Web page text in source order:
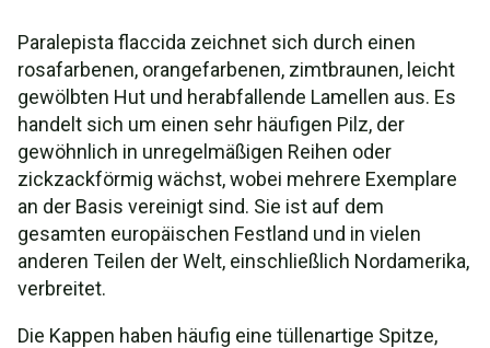
Paralepista flaccida zeichnet sich durch einen
rosafarbenen, orangefarbenen, zimtbraunen, leicht
gewölbten Hut und herabfallende Lamellen aus. Es
handelt sich um einen sehr häufigen Pilz, der
gewöhnlich in unregelmäßigen Reihen oder
zickzackförmig wächst, wobei mehrere Exemplare
an der Basis vereinigt sind. Sie ist auf dem
gesamten europäischen Festland und in vielen
anderen Teilen der Welt, einschließlich Nordamerika,
verbreitet.
Die Kappen haben häufig eine tüllenartige Spitze,